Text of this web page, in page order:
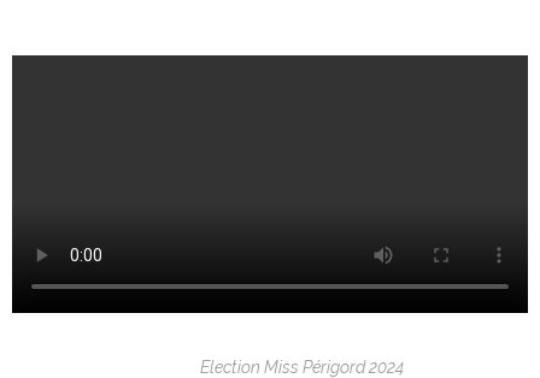
Election Miss Périgord 2024